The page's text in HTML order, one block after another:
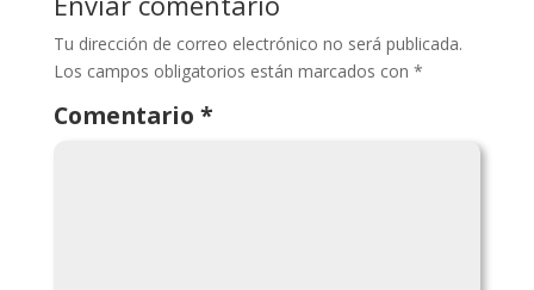
Tu dirección de correo electrónico no será publicada.
Los campos obligatorios están marcados con *
Comentario *